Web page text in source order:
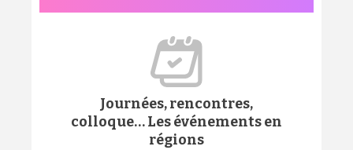
Journées, rencontres,
colloque… Les événements en
régions